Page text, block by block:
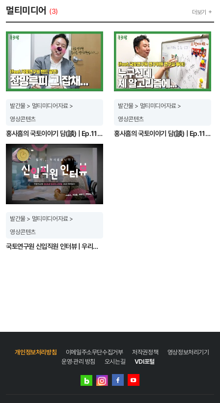
연구 수행과정에서 있었던 에피소드는? 이길제: 연구를 진행하면서 1980년대부터
변경됐는데, 왜 변경되었는지, 그 근거는 무엇인지를 문헌으로 확인하기가 어려워 연구가 더
이상 진전되지 않고 막혀있었다. 그런데, 국토교통부 공무원들을 대상으로 인터뷰하는
과정에서 기준이 변경된 원인이 감사원 지적사항 때문이라는 것을 알게 되었고, 실제 감사원
자료를 찾아보니 해당 내용을 발견할 수 있었다. 경험 많은 실무자의 중요성을 새삼 느낄 수
있었던 순간이었다. KRIHS: 연구수행 시 보람을 느꼈거나 아쉬웠던 점은? 이길제: 이
연구에서 주거복지의 주요 정책수단이라 할 수 있는 공공임대주택과 주거급여, 주택금융에
다만 거시적인 제도 개선 방향에 초점을 맞추다 보니 개별 쟁점에 대한 구체적인 대안까지는
명확히 추정하지 못한 것은 아쉬운 점으로 남는다. KRIHS: 앞으로 더 하고 싶은 연구가
있다면? 이길제: 이번 연구에서 제기한 쟁점들을 풀기 위해 개별 정책 사안별로 더 구체적인
소득·자산 기준으로 변환하는 연구방법론과 대안에 대해서도 어느 정도 연구를 진행했지만
연구방법론의 엄밀한 검증 과정을 거치지 못해 보고서에 담지 못한 부분이 있었다. 이와
관련해서도 후속 연구를 하고 싶다. 이길제 연구위원은 2016년 서울대학교 환경대학원에서
도시계획학 박사를 취득하고 현재 국토연구원 주거정책연구센터 연구위원으로 재직
중이다. 주요 연구분야는 주거복지, 주택정책, 부동산정책, 기초생활보장, 사회보장
행정데이터 등이다.
모형은 주택시장 참여자들의 행태에 대한 고려가 부족하였다. 한편, 영국과 헝가리 등 해외
중앙은행이 중심이 되어 구축된 부동산시장 관련 행위자기반 모형은 대체로 이론적으로
‘이럴 것이다’라고 예상되는 행태들을 바탕으로 모형을 구축하는 경향이 있었다. 그러나 이
연구는 이러한 기존 연구의 한계를 뛰어넘어 실제 부동산시장 현장에서 나타난 정책 대응
행태를 바탕으로 행위자기반 모형을 구축하여 실제 현장을 반영하여 보다 효율적으로
부동산시장 관련 정책을 수립하는 데 도움이 되는 새로운 정책 시뮬레이션 툴을 만들고자
하였다. KRIHS: 연구 수행과정에서 있었던 에피소드는? 전성제: 행위자기반 부동산시장
시뮬레이션 모형의 초기 버전은 Netlogo를 기반으로 구축되었다. 원래 Netlogo는 무거운
경향이 있는데, 이번에 구축하는 부동산시장 모형의 경우 너무 큰 모형이라 초기 모형이
구동에 너무 많은 시간이 소요되었다. 그 결과 초기 모형으로는 시뮬레이션은커녕 한번
정책적 활용이 불가능했다. 당시에 한 번 돌리고 몇 시간 기다리다 컴퓨터가 다운되기도
하면서 인내심의 한계를 느끼기도 했다. 지금은 웃으며 이야기하지만 그때는 다들 힘든
연구수행 시 보람을 느꼈거나 아쉬웠던 점은? 전성제: 실제 시장에서 나타난 행위자 행태를
기반으로 구축한 모형에 대해서 Bank of England의 주택시장 ABM 구축 연구진들이
굉장히 흥미를 보이면서 관련 논의를 진행했을 때 매우 보람을 느꼈다. 한편, 주택가격
하락기 행태에 대한 연구결과가 없어 주택가격 상승기로만 한정하여 연구를 수행한 점은
아쉽다. KRIHS: 앞으로 더 하고 싶은 연구가 있다면? 전성제: 주택가격 하락기 대응 행태,
주택공급 부문의 행위자 행태 등 아직 연구가 수행되지 못해 정확히 알지 못하는
부동산시장의 행위자 행태에 대한 연구를 추가적으로 수행하고, 이를 바탕으로 행위자기반
부동산시장 모형을 확장하는 연구까지 이어서 해보고 싶다. 전성제 연구위원은 2022년
국토연구원 부동산시장정책연구센터장으로 재직 중이다. 주요 연구분야는 부동산시장 행태
분석, 주택시장 분석, 젠트리피케이션과 근린 변화, 영국 주택정책 등이다.
제시하였다. KRIHS: 이 연구를 수행하게 된 동기는? 방설아: 아세안 도시들은 급격한
도시인구의 증가로 인한 도시화의 기회 포착, 도전과제 극복의 수단으로 스마트도시 개발을
도시계획, 서비스, 인프라 사업은 ‘스마트도시’라는 주제에 맞춰 추진되고 있다. 우리
민간기업의 해외 스마트도시 개발 참여를 위한 우리 정부의 지원도 지속되고 있는데,
도시개발, 과학기술, 산업부문에 있어 다양한 지원 프로그램이 운영되고 있다. 이 연구는
우리나라의 스마트도시 민간기업의 현 위치를 진단하고, 정부지원 정책의 개선방향을
탐색하기 위한 목적으로 시작됐다. KRIHS: 이 연구의 의미는 무엇인가? 방설아: 해외
스마트도시의 정의와 대상이 모호하여 민간기업의 분류기준과 성과를 해석하는 일은 쉽지
않았다. 연구에서는 해외 스마트도시를 계획·개발형과 서비스·솔루션형으로 구분하여, 각
유형에서 활동하는 우리나라 민간 참여자를 구분했다. 이후 포커스그룹인터뷰, 해외진출
사례 심층분석, 정부지원정책의 중요도-만족도조사(IPA)의 3단계 분석과정을 통해
우리나라 스마트도시 민간기업의 해외진출 수준과 정책 효과성에 대한 연구 결과를 도출할
수 있었다. 여러 정부부처의 다양한 지원사업에도 불구하고, 우리 민간기업은 현지 시범사업
추진 초기 단계에 머무르고 있는 한계를 파악했고, 정부의 지원정책이 시범사업의 확산과
상용화 방향으로 더욱 집중해야 함을 알 수 있었다. KRIHS: 연구 수행과정에서 있었던
에피소드는? 방설아: 해외 스마트도시 사업에 참여하는 16명의 민간부문 전문가와
포커스그룹인터뷰를 했다. 국내 굴지의 대형 건설사부터 스마트도시 서비스를 개발하는
스타트업까지, 다양한 범위의 민간 플레이어와 직접 대면하면서 현장에서 진행되는 생생한
사업 경험을 접했다. 정책 문서에는 ‘민간기업의 해외진출’이 하나의 과제로 새겨져 있지만,
현장에서는 그 자체가 기업의 생존 목표이며, 매 단계에서 도전과 좌절, 기다림과 재도전이
연속되고 있었다. 이 과정에서 민간의 목소리를 정책기관에 전달하는 정책연구자의
연구에서는 아세안 국가의 수요가 높은 주택, 모빌리티, 에너지 분야의 세 개 사업의
심층사례를 다루었다. 12단계의 ‘민간기업의 스마트도시 해외진출 단계’에 따라 기업의
민간기업에게도 참고 사례로 활용할 수 있도록 하였다. 이런 실증사례는 우리나라 해외
박사를 취득하고 현재 국토연구원 국토계획·지역연구본부의 국가균형발전지원센터에서
국제개발협력 등이다.
멀티미디어 (3) 더보기
발간물 > 멀티미디어자료 >
영상콘텐츠
홍사흠의 국토이야기 담(談) | Ep.11 홍국담이 뭔가요?(하편) (feat.수도권정비계획)
발간물 > 멀티미디어자료 >
영상콘텐츠
홍사흠의 국토이야기 담(談) | Ep.11 홍
발간물 > 멀티미디어자료 >
영상콘텐츠
국토연구원 신입직원 인터뷰 | 우리는 국토연구원입니다.
개인정보처리방침 이메일주소무단수집거부 저작권정책
영상정보처리기기
운영·관리 방침
오시는길 VDI포털
네이버
인스타그램